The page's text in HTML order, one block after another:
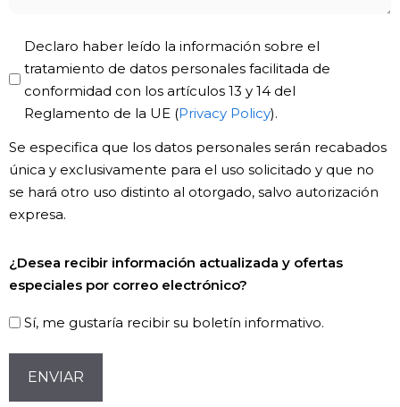
Privacy
Policy
Declaro haber leído la información sobre el
tratamiento de datos personales facilitada de
conformidad con los artículos 13 y 14 del
Reglamento de la UE (Privacy Policy).
Se especifica que los datos personales serán recabados
única y exclusivamente para el uso solicitado y que no
se hará otro uso distinto al otorgado, salvo autorización
expresa.
¿Desea recibir información actualizada y ofertas
especiales por correo electrónico?
Sí, me gustaría recibir su boletín informativo.
CAPTCHA